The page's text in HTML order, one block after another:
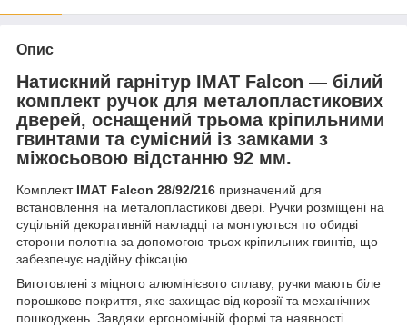
Опис
Натискний гарнітур IMAT Falcon — білий
комплект ручок для металопластикових
дверей, оснащений трьома кріпильними
гвинтами та сумісний із замками з
міжосьовою відстанню 92 мм.
Комплект IMAT Falcon 28/92/216 призначений для
встановлення на металопластикові двері. Ручки розміщені на
суцільній декоративній накладці та монтуються по обидві
сторони полотна за допомогою трьох кріпильних гвинтів, що
забезпечує надійну фіксацію.
Виготовлені з міцного алюмінієвого сплаву, ручки мають біле
порошкове покриття, яке захищає від корозії та механічних
пошкоджень. Завдяки ергономічній формі та наявності